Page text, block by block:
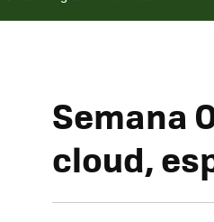
Semana
cloud,